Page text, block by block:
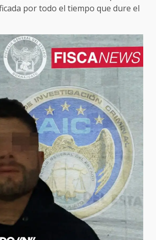
por todo el tiempo que dure el